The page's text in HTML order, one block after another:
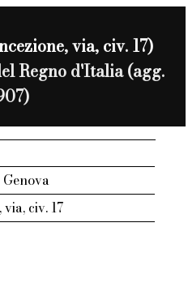
via, civ. 17)
Regno d'Italia (agg.
civ. 17